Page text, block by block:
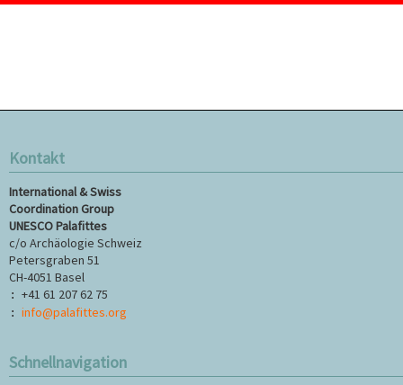
Kontakt
International & Swiss
Coordination Group
UNESCO Palafittes
c/o Archäologie Schweiz
Petersgraben 51
CH-4051 Basel
: +41 61 207 62 75
: info@palafittes.org
Schnellnavigation